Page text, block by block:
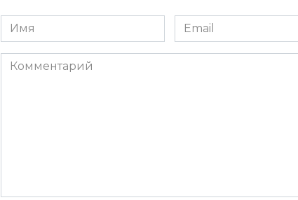
Имя
*
Email
*
Комментарий